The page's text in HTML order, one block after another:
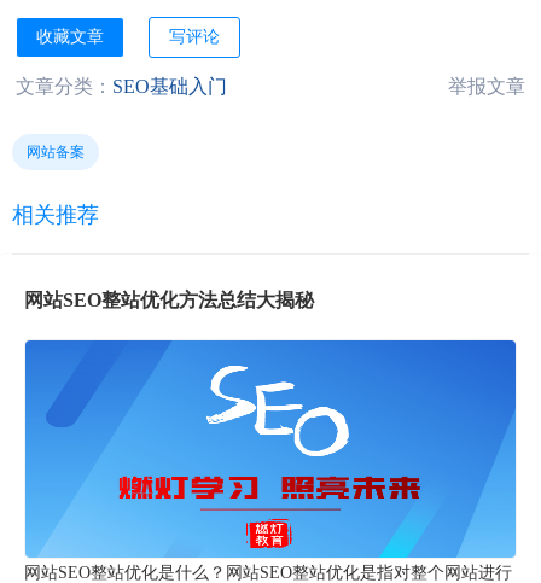
收藏文章 写评论
文章分类： SEO基础入门 举报文章
网站备案
相关推荐
网站SEO整站优化方法总结大揭秘
网站SEO整站优化是什么？网站SEO整站优化是指对整个网站进行